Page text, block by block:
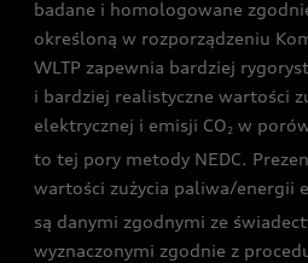
badane i homologowane
określoną w rozporządzeniu
WLTP zapewnia bardziej
i bardziej realistyczne wartości
elektrycznej i emisji CO2 w
to tej pory metody NEDC.
wartości zużycia paliwa/energii
są danymi zgodnymi ze
wyznaczonymi zgodnie z